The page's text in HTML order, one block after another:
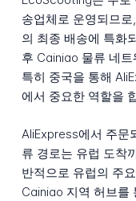
송업체로 운영되므
의 최종 배송에 특화
후 Cainiao 물류 네
특히 중국을 통해
에서 중요한 역할을
AliExpress에서 주문
류 경로는 유럽 도착
반적으로 유럽의 주
Cainiao 지역 허브를